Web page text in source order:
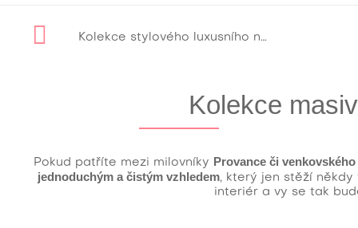
Kolekce stylového luxusního nábytku
Kolekce
Pokud patříte mezi milovníky Provance či
jednoduchým a čistým vzhledem, který jen stěží
interiér a vy se tak